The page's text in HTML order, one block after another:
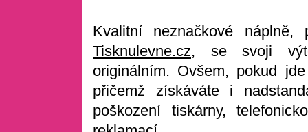
Kvalitní neznačkové
Tisknulevne.cz, se svoji
originálním. Ovšem, pokud
přičemž získáváte i
poškození tiskárny,